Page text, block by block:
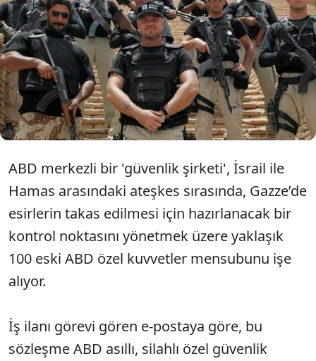
ve Hamas arasındaki rehin takasını korumak için
Gazze’de bir kontrol noktasında görev yapmak
üzere eski ABD özel kuvvetler mensuplarını işe
alıyor. Şirket, görevlilere yüksek maaş ve sosyal
güvenlik garantisi sunuyor. İsrail ve Hamas
arasındaki rehine takası, Mısır ve ABD güçleri
gözetiminde olacak.
ABD merkezli bir 'güvenlik şirketi', İsrail ile
Hamas arasındaki ateşkes sırasında, Gazze’de
esirlerin takas edilmesi için hazırlanacak bir
kontrol noktasını yönetmek üzere yaklaşık
100 eski ABD özel kuvvetler mensubunu işe
alıyor.
İş ilanı görevi gören e-postaya göre, bu
sözleşme ABD asıllı, silahlı özel güvenlik